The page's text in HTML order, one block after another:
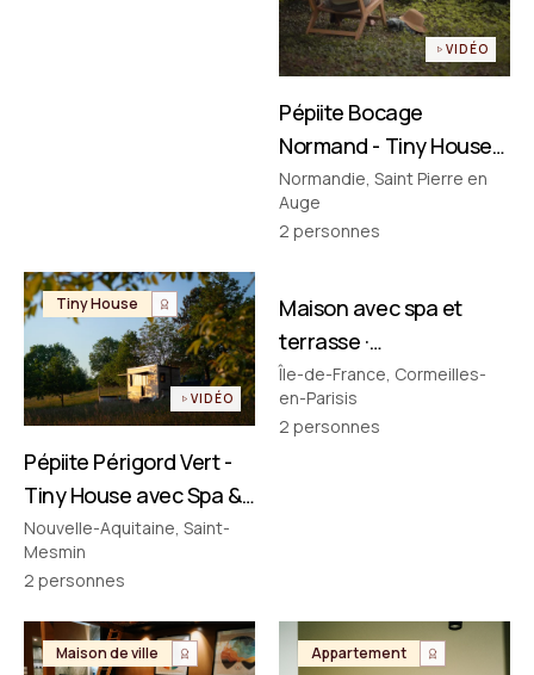
VIDÉO
Pépiite Bocage
Normand - Tiny House
avec Spa & Baignoire
Vintage en Normandie
Normandie, Saint Pierre en
Auge
2 personnes
Tiny House
VIDÉO
Pépiite Périgord Vert -
Tiny House avec Spa &
Bain Nordique en
Dordogne
Nouvelle-Aquitaine, Saint-
Mesmin
2 personnes
Maison de ville
Maison avec spa et
terrasse ·
Cormeilles‑en‑Parisis
Île-de-France, Cormeilles-
en-Parisis
2 personnes
Maison de ville Appartement